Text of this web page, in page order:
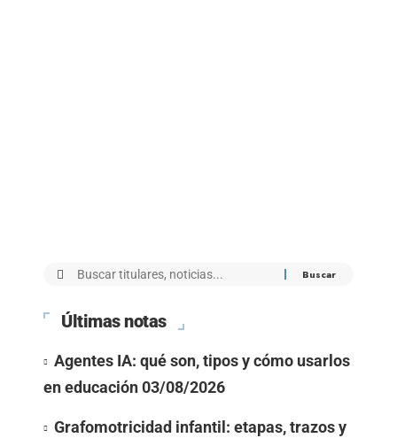
Últimas notas
Agentes IA: qué son, tipos y cómo usarlos
en educación03/08/2026
Grafomotricidad infantil: etapas, trazos y